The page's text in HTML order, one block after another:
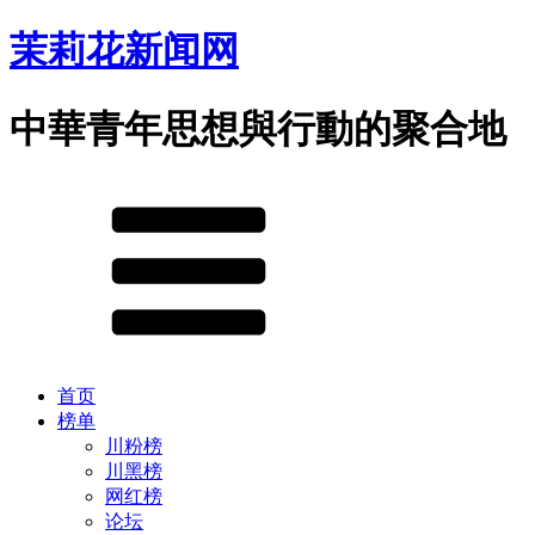
茉莉花新闻网
中華青年思想與行動的聚合地
首页
榜单
川粉榜
川黑榜
网红榜
论坛